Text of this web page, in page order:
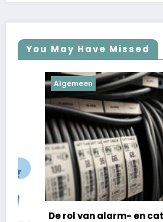
You May Have Missed
Algemeen
De rol van alarm- en cat6-